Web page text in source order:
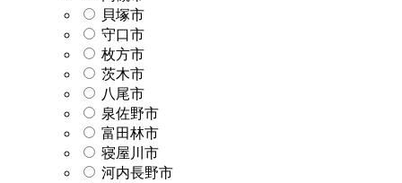
貝塚市
守口市
枚方市
茨木市
八尾市
泉佐野市
富田林市
寝屋川市
河内長野市